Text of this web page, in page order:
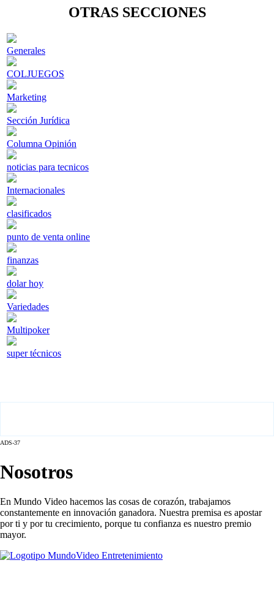
OTRAS SECCIONES
Generales
COLJUEGOS
Marketing
Sección Jurídica
Columna Opinión
noticias para tecnicos
Internacionales
clasificados
punto de venta online
finanzas
dolar hoy
Variedades
Multipoker
super técnicos
ADS-37
Nosotros
En Mundo Video hacemos las cosas de corazón, trabajamos
constantemente en innovación ganadora. Nuestra premisa es apostar
por ti y por tu crecimiento, porque tu confianza es nuestro premio
mayor.